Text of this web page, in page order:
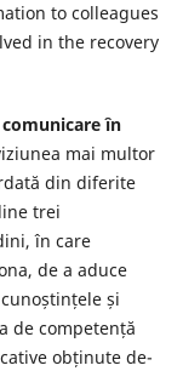
to colleagues
in the recovery
ȋn
mai multor
din diferite
trei
în care
de a aduce
și
de competență
obținute de-